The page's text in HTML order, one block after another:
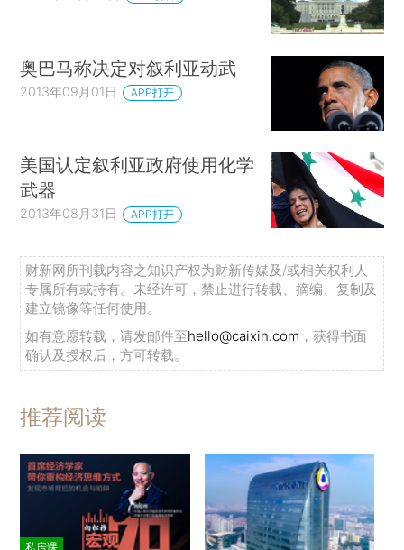
奥巴马称决定对叙利亚动武
2013年09月01日 APP打开
美国认定叙利亚政府使用化学
武器
2013年08月31日 APP打开
财新网所刊载内容之知识产权为财新传媒及/或相关权利人
专属所有或持有。未经许可，禁止进行转载、摘编、复制及
建立镜像等任何使用。
如有意愿转载，请发邮件至hello@caixin.com ，获得书面
确认及授权后，方可转载。
推荐阅读
私房课